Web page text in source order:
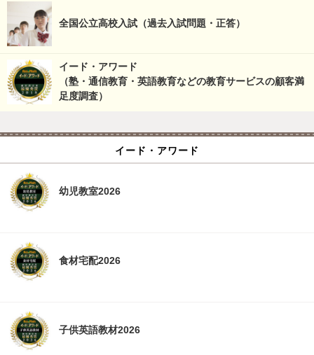
全国公立高校入試（過去入試問題・正答）
イード・アワード
（塾・通信教育・英語教育などの教育サービスの顧客満
足度調査）
イード・アワード
幼児教室2026
食材宅配2026
子供英語教材2026